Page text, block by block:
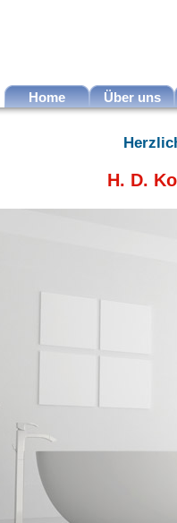
Home Über uns
H. D.